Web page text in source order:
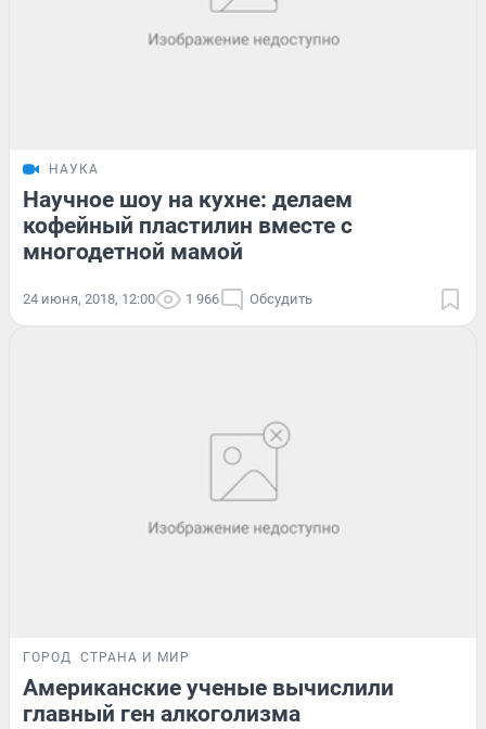
НАУКА
Научное шоу на кухне: делаем
кофейный пластилин вместе с
многодетной мамой
24 июня, 2018, 12:00 1 966 Обсудить
ГОРОД СТРАНА И МИР
Американские ученые вычислили
главный ген алкоголизма